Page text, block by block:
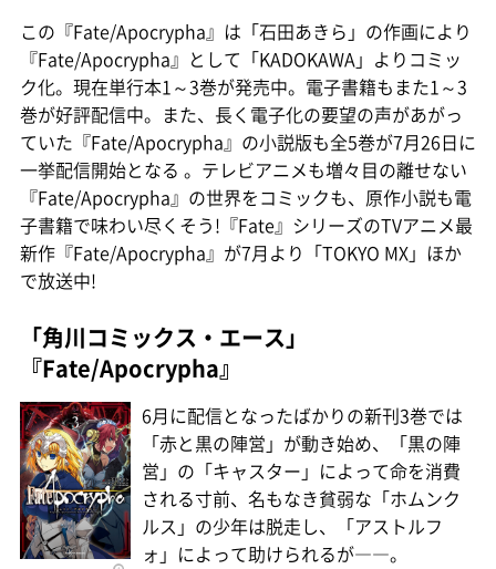
この『Fate/Apocrypha』は「石田あきら」の作画により
『Fate/Apocrypha』として「KADOKAWA」よりコミッ
ク化。現在単行本1～3巻が発売中。電子書籍もまた1～3
巻が好評配信中。また、長く電子化の要望の声があがっ
ていた『Fate/Apocrypha』の小説版も全5巻が7月26日に
一挙配信開始となる 。テレビアニメも増々目の離せない
『Fate/Apocrypha』の世界をコミックも、原作小説も電
子書籍で味わい尽くそう!『Fate』シリーズのTVアニメ最
新作『Fate/Apocrypha』が7月より「TOKYO MX」ほか
で放送中!
「角川コミックス・エース」
『Fate/Apocrypha』
6月に配信となったばかりの新刊3巻では
「赤と黒の陣営」が動き始め、「黒の陣
営」の「キャスター」によって命を消費
される寸前、名もなき貧弱な「ホムンク
ルス」の少年は脱走し、「アストルフ
ォ」によって助けられるが――。